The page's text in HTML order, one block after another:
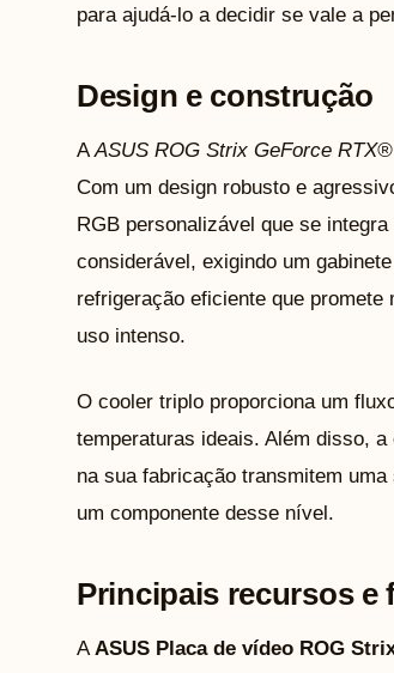
para ajudá-lo a decidir se vale a
Design e construção
AASUS ROG Strix GeForce
Com um design robusto e
RGB personalizável que se
considerável, exigindo um
refrigeração eficiente que
uso intenso.
O cooler triplo proporciona um
temperaturas ideais. Além disso,
na sua fabricação transmitem
um componente desse nível.
Principais recursos e
AASUS Placa de vídeo ROG